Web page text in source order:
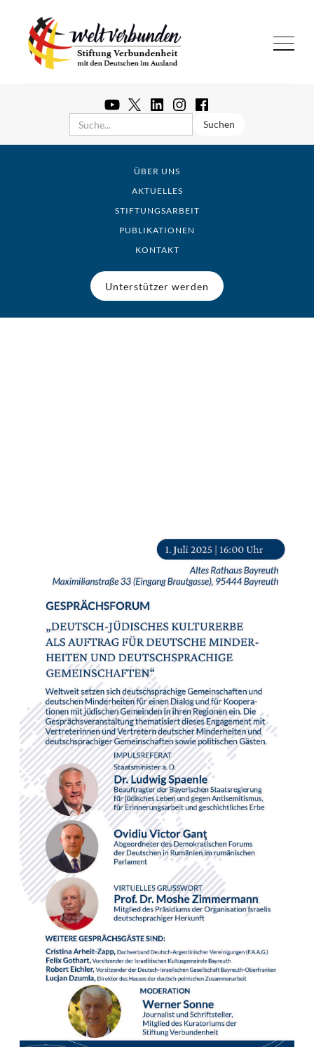
ÜBER UNS
AKTUELLES
STIFTUNGSARBEIT
PUBLIKATIONEN
KONTAKT
Unterstützer werden